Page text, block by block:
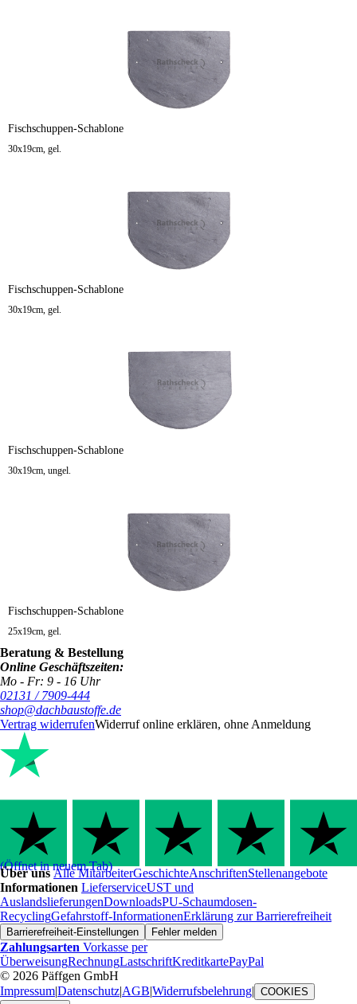
Fischschuppen-Schablone
30x19cm, gel.
Fischschuppen-Schablone
30x19cm, gel.
Fischschuppen-Schablone
30x19cm, ungel.
Fischschuppen-Schablone
25x19cm, gel.
Beratung & Bestellung
Online Geschäftszeiten:
Mo - Fr: 9 - 16 Uhr
02131 / 7909-444
shop@dachbaustoffe.de
Vertrag widerrufenWiderruf online erklären, ohne Anmeldung
(Öffnet in neuem Tab)
Über unsAlle MitarbeiterGeschichteAnschriftenStellenangebote
Informationen LieferserviceUST und
AuslandslieferungenDownloadsPU-Schaumdosen-
RecyclingGefahrstoff-InformationenErklärung zur Barrierefreiheit
Barrierefreiheit-Einstellungen Fehler melden
Zahlungsarten Vorkasse per
ÜberweisungRechnungLastschriftKreditkartePayPal
© 2026 Päffgen GmbH
Impressum|Datenschutz|AGB|Widerrufsbelehrung| COOKIES